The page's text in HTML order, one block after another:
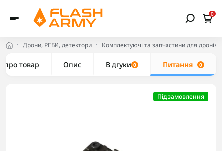
0
Дрони, РЕБИ, детектори Комплектуючі та запчастини для дронів
про товар Опис Відгуки 0 Питання 0
Під замовлення